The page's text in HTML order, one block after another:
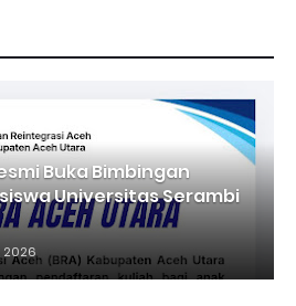
Buka Bimbingan
Universitas Serambi
2026